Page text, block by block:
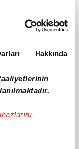
Hakkında
Salah